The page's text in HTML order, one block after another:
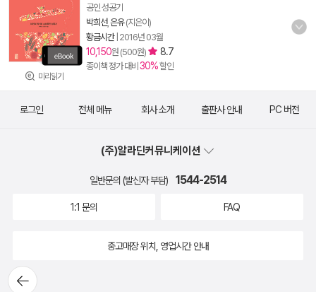
미리읽기
공인 성공기
박희선, 은유(지은이)
황금시간| 2016년 03월
10,150원 (500원) 8.7
종이책 정가 대비 30%할인
뒤로가
로그인 전체 메뉴 회사 소개 출판사 안내 PC 버전
(주)알라딘커뮤니케이션
일반문의 (발신자 부담) 1544-2514
1:1 문의 FAQ
중고매장 위치, 영업시간 안내